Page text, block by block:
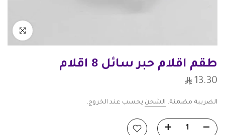
انقر للتكبير
طقم اقلام حبر سائل 8 اقلام
13.30
الضريبة مضمنة. الشحن يحسب عند الخروج.